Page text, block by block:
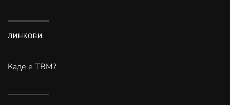
ЛИНКОВИ
Каде е ТВМ?